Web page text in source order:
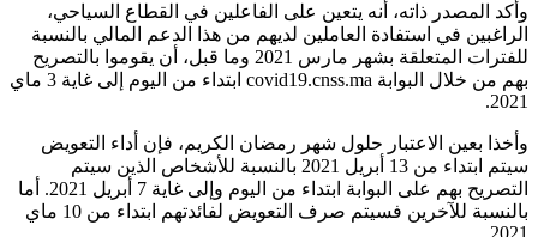
وأكد المصدر ذاته، أنه يتعين على الفاعلين في القطاع السياحي،
الراغبين في استفادة العاملين لديهم من هذا الدعم المالي بالنسبة
للفترات المتعلقة بشهر مارس 2021 وما قبل، أن يقوموا بالتصريح
بهم من خلال البوابة covid19.cnss.ma ابتداء من اليوم إلى غاية 3 ماي
2021.
وأخذا بعين الاعتبار حلول شهر رمضان الكريم، فإن أداء التعويض
سيتم ابتداء من 13 أبريل 2021 بالنسبة للأشخاص الذين سيتم
التصريح بهم على البوابة ابتداء من اليوم وإلى غاية 7 أبريل 2021. أما
بالنسبة للآخرين فسيتم صرف التعويض لفائدتهم ابتداء من 10 ماي